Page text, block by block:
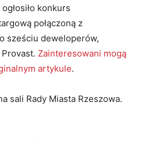
konkurs
połączoną z
sześciu deweloperów,
Zainteresowani mogą
artykule.
sali Rady Miasta Rzeszowa.